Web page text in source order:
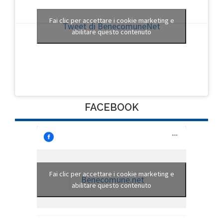
Tweet di BenecomuneNet
Fai clic per accettare i cookie marketing e
abilitare questo contenuto
FACEBOOK
Benecomune.net
Fai clic per accettare i cookie marketing e
abilitare questo contenuto